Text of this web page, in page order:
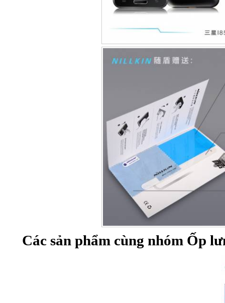
Các sản phẩm cùng nhóm Ốp